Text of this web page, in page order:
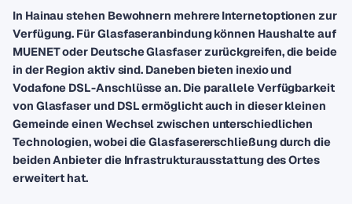
In Hainau stehen Bewohnern mehrere Internetoptionen zur
Verfügung. Für Glasfaseranbindung können Haushalte auf
MUENET oder Deutsche Glasfaser zurückgreifen, die beide
in der Region aktiv sind. Daneben bieten inexio und
Vodafone DSL-Anschlüsse an. Die parallele Verfügbarkeit
von Glasfaser und DSL ermöglicht auch in dieser kleinen
Gemeinde einen Wechsel zwischen unterschiedlichen
Technologien, wobei die Glasfasererschließung durch die
beiden Anbieter die Infrastrukturausstattung des Ortes
erweitert hat.